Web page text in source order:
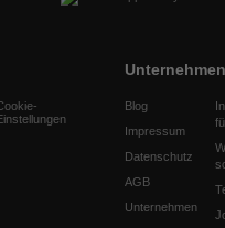
Unternehmen
Blog
Impressum
Datenschutz
AGB
Unternehmen